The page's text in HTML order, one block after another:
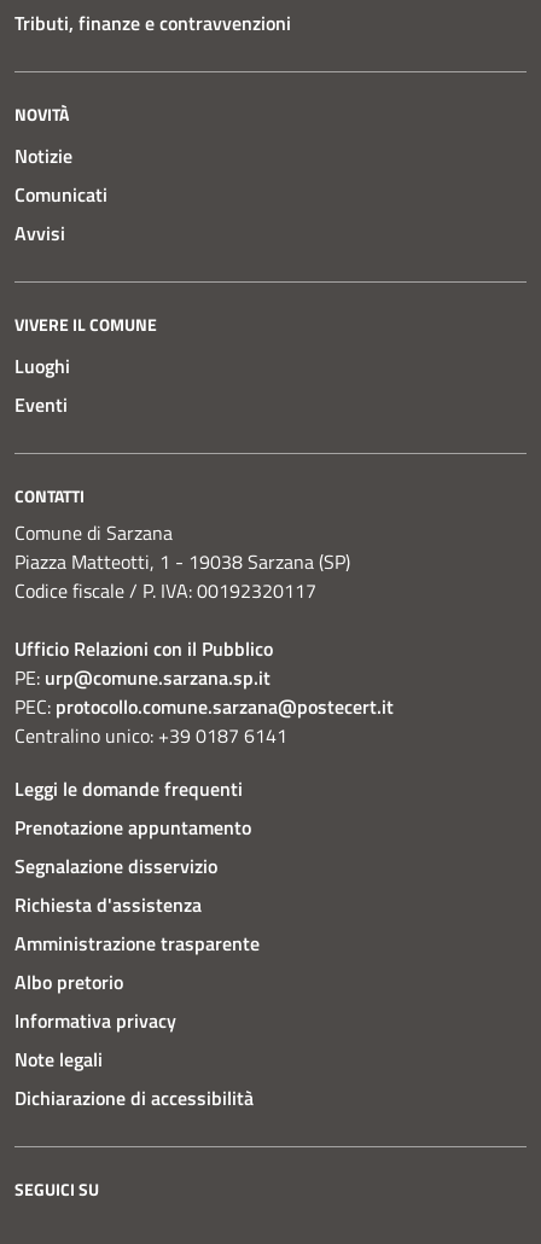
Tributi, finanze e contravvenzioni
NOVITÀ
Notizie
Comunicati
Avvisi
VIVERE IL COMUNE
Luoghi
Eventi
CONTATTI
Comune di Sarzana
Piazza Matteotti, 1 - 19038 Sarzana (SP)
Codice fiscale / P. IVA: 00192320117
Ufficio Relazioni con il Pubblico
PE: urp@comune.sarzana.sp.it
PEC: protocollo.comune.sarzana@postecert.it
Centralino unico: +39 0187 6141
Leggi le domande frequenti
Prenotazione appuntamento
Segnalazione disservizio
Richiesta d'assistenza
Amministrazione trasparente
Albo pretorio
Informativa privacy
Note legali
Dichiarazione di accessibilità
SEGUICI SU